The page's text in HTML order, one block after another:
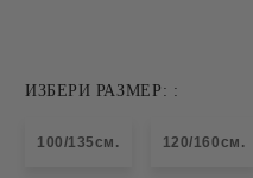
ИЗБЕРИ РАЗМЕР: :
100/135см. 120/160см.